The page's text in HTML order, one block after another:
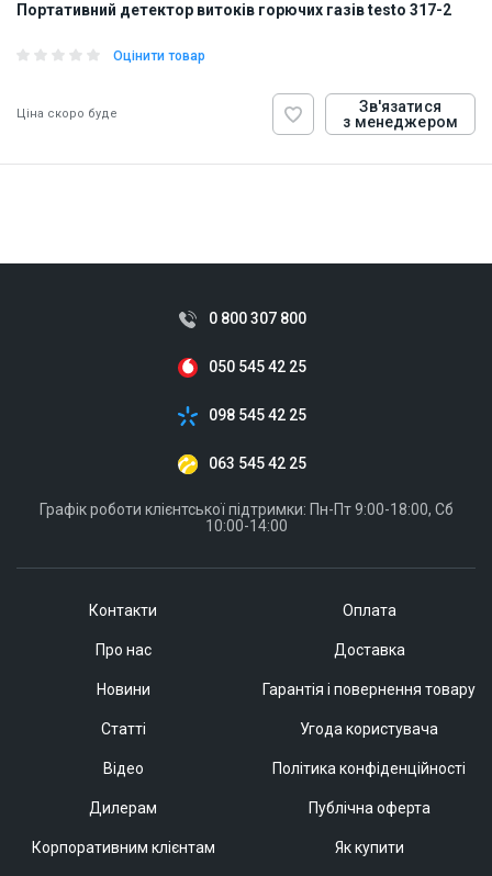
Портативний детектор витоків горючих газів testo 317-2
Оцінити товар
Ціна скоро буде
Зв'язатися
з менеджером
Контакти
Про нас
Новини
Статті
Відео
Дилерам
Корпоративним клієнтам
Оплата
Доставка
Гарантія і повернення товару
Угода користувача
Політика конфіденційності
Публічна оферта
Як купити
0 800 307 800
050 545 42 25
098 545 42 25
063 545 42 25
Графік роботи клієнтської підтримки: Пн-Пт 9:00-18:00, Сб
10:00-14:00